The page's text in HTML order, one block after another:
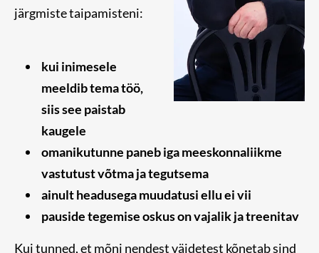
järgmiste taipamisteni:
kui inimesele
meeldib tema töö,
siis see paistab
kaugele
omanikutunne paneb iga meeskonnaliikme
vastutust võtma ja tegutsema
ainult headusega muudatusi ellu ei vii
pauside tegemise oskus on vajalik ja treenitav
Kui tunned, et mõni nendest väidetest kõnetab sind